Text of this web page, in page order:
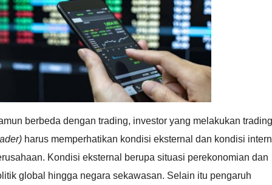
berbeda dengan trading, investor yang melakukan trading
harus memperhatikan kondisi eksternal dan kondisi
Kondisi eksternal berupa situasi perekonomian dan
global hingga negara sekawasan. Selain itu pengaruh